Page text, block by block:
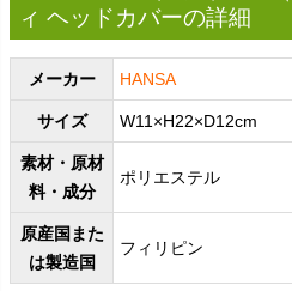
ィ ヘッドカバーの詳細
メーカー HANSA
サイズ W11×H22×D12cm
素材・原材
料・成分
ポリエステル
原産国また
は製造国
フィリピン